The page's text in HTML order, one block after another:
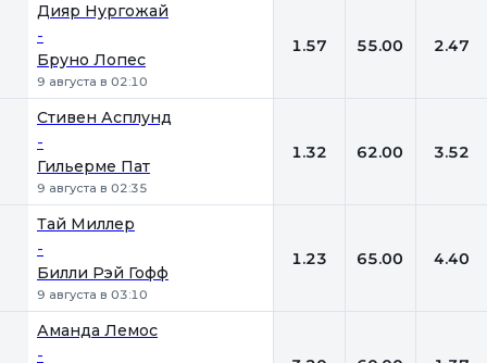
Дияр Нургожай
-
Бруно Лопес
9 августа в 02:10
1.57 55.00 2.47
Стивен Асплунд
-
Гильерме Пат
9 августа в 02:35
1.32 62.00 3.52
Тай Миллер
-
Билли Рэй Гофф
9 августа в 03:10
1.23 65.00 4.40
Аманда Лемос
-